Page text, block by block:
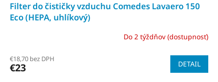
Filter do čističky vzduchu Comedes Lavaero 150
Eco (HEPA, uhlíkový)
Do 2 týždňov (dostupnosť)
€18,70 bez DPH
€23 DETAIL